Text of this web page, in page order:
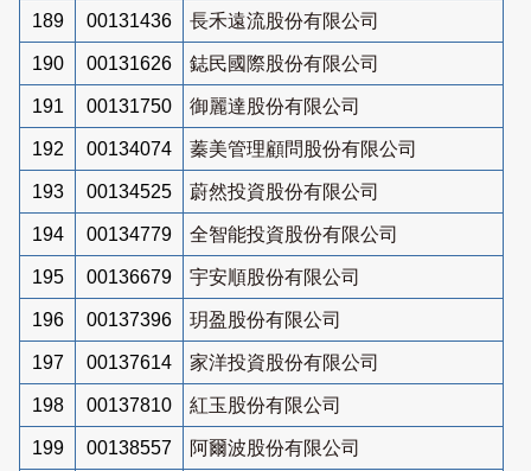
189 00131436 長禾遠流股份有限公司
190 00131626 鋕民國際股份有限公司
191 00131750 御麗達股份有限公司
192 00134074 蓁美管理顧問股份有限公司
193 00134525 蔚然投資股份有限公司
194 00134779 全智能投資股份有限公司
195 00136679 宇安順股份有限公司
196 00137396 玥盈股份有限公司
197 00137614 家洋投資股份有限公司
198 00137810 紅玉股份有限公司
199 00138557 阿爾波股份有限公司